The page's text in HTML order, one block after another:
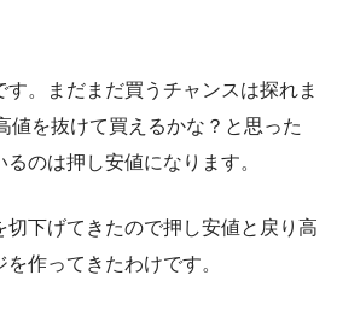
す。まだまだ買うチャンスは探れま
値を抜けて買えるかな？と思った
のは押し安値になります。
切下げてきたので押し安値と戻り高
作ってきたわけです。